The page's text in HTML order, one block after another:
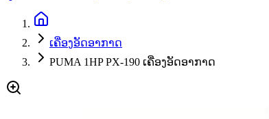
ເຄື່ອງອັດອາກາດ
PUMA 1HP PX-190 ເຄື່ອງອັດອາກາດ